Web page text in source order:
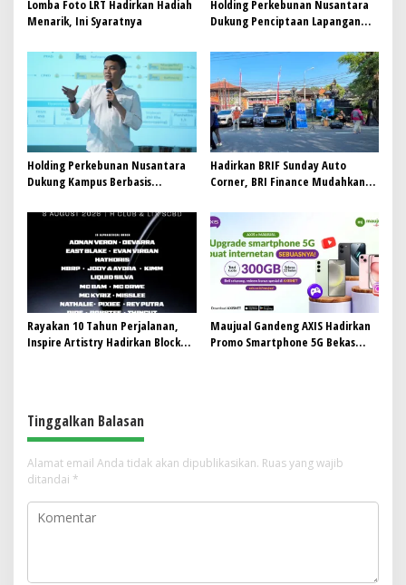
Lomba Foto LRT Hadirkan Hadiah
Menarik, Ini Syaratnya
Holding Perkebunan Nusantara
Dukung Penciptaan Lapangan
Pekerja di Pabrik Tembakau
Holding Perkebunan Nusantara
Dukung Kampus Berbasis
Jadi Mahasiswa Angkatan
Pertama Magister ITSI
Hadirkan BRIF Sunday Auto
Corner, BRI Finance Mudahkan
Impian
Rayakan 10 Tahun Perjalanan,
Inspire Artistry Hadirkan Block
Maujual Gandeng AXIS Hadirkan
Promo Smartphone 5G Bekas
Tinggalkan Balasan
Alamat email Anda tidak akan dipublikasikan. Ruas yang wajib
ditandai *